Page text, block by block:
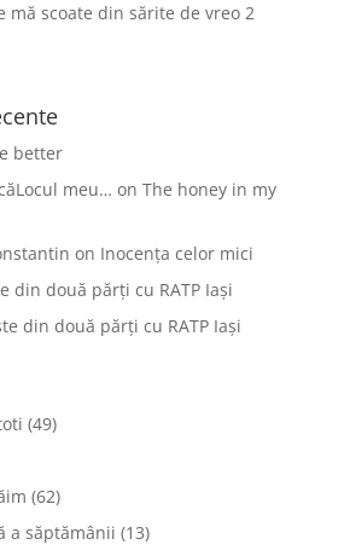
mă scoate din sărite de vreo 2
better
meu… on The honey in my
on Inocența celor mici
din două părți cu RATP Iași
din două părți cu RATP Iași
(49)
(62)
a săptămânii (13)